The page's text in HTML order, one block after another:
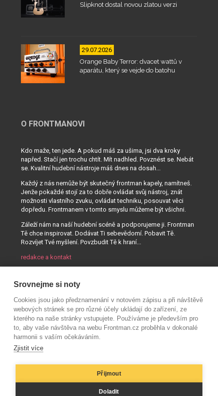
Slipknot dostal novou zlatou verzi
29.07.2026
Orange Baby Terror: dvacet wattů v
aparátu, který se vejde do batohu
O FRONTMANOVI
Kdo maže, ten jede. A pokud máš za ušima, jsi dva kroky
napřed. Stačí jen trochu chtít. Mít nadhled. Povznést se. Nebát
se. Kvalitní hudební nástroje máš dnes na dosah...
Každý z nás nemůže být skutečný frontman kapely, namítneš.
Jenže pokaždé stojí za to dobře ovládat svůj nástroj, znát
možnosti vlastního zvuku, ovládat techniku, posouvat věci
dopředu. Frontmanem v tomto smyslu můžeme být všichni.
Záleží nám na naší hudební scéně a podporujeme ji. Frontman
Tě chce inspirovat. Dodávat Ti sebevědomí. Pobavit Tě.
Rozvíjet Tvé myšlení. Povzbudit Tě k hraní...
redakce a kontakt
Srovnejme si noty
Cookies jsou jako předznamenání v notovém zápisu a při návštěvě
webových stránek se pro různé účely ukládají do zařízení, ze
kterého na naše stránky vstupujete. Používáme je především pro
to, aby vaše návštěva na webu Frontman.cz proběhla v dokonalé
harmonii s vaším očekáváním.
Zjistit více
Přijmout
Doladit